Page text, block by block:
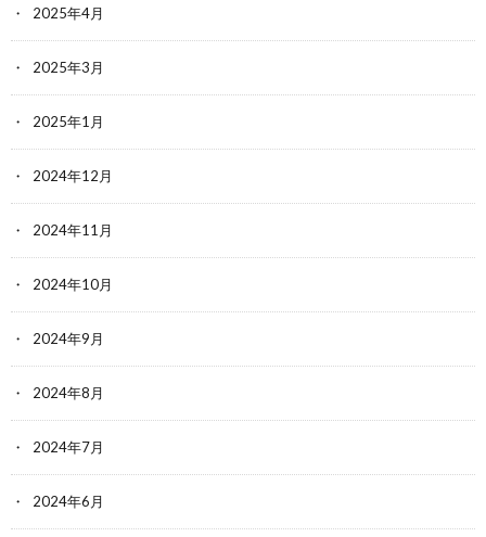
2025年4月
2025年3月
2025年1月
2024年12月
2024年11月
2024年10月
2024年9月
2024年8月
2024年7月
2024年6月